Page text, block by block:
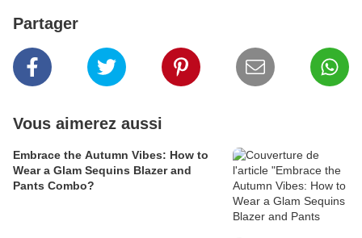
Partager
Vous aimerez aussi
Embrace the Autumn Vibes: How to
Wear a Glam Sequins Blazer and
Pants Combo?